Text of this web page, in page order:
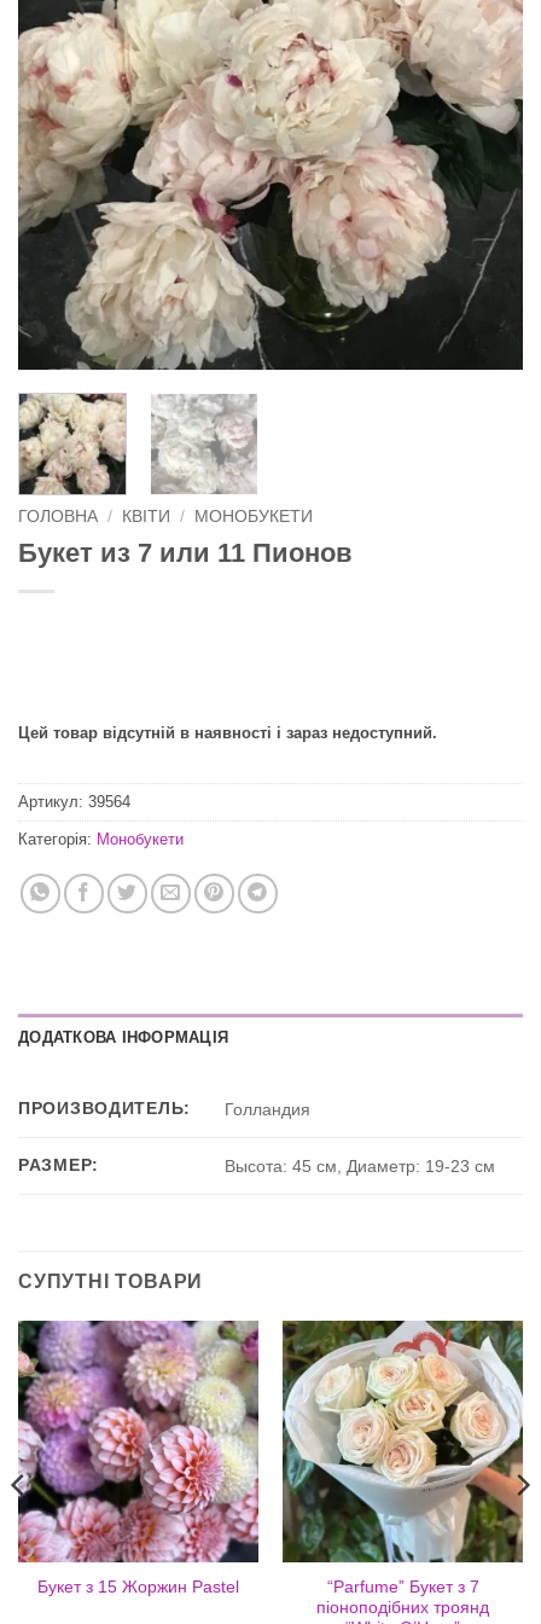
ГОЛОВНА / КВІТИ / МОНОБУКЕТИ
Букет из 7 или 11 Пионов
Цей товар відсутній в наявності і зараз недоступний.
Артикул: 39564
Категорія: Монобукети
ДОДАТКОВА ІНФОРМАЦІЯ
ПРОИЗВОДИТЕЛЬ: Голландия
РАЗМЕР: Высота: 45 см, Диаметр: 19-23 см
СУПУТНІ ТОВАРИ
Букет з 15 Жоржин Pastel
“Parfume” Букет з 7
піоноподібних троянд